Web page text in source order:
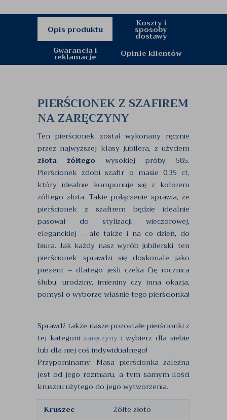
Opis produktu
Koszty i
sposoby
dostawy
Gwarancja i
reklamacje Opinie klientów
PIERŚCIONEK Z SZAFIREM
NA ZARĘCZYNY
Ten pierścionek został wykonany ręcznie
przez najwyższej klasy jubilera, z użyciem
złota żółtego wysokiej próby 585.
Pierścionek zdobi szafir o masie 0,35 ct,
który idealnie komponuje się z kolorem
żółtego złota. Takie połączenie sprawia, że
pierścionek z szafirem będzie idealnie
pasował do stylizacji wieczorowej,
eleganckiej – ale także i na co dzień, do
biura. Jak każdy nasz wyrób jubilerski, ten
pierścionek sprawdzi się doskonale jako
prezent – dlatego jeśli czeka Cię rocznica
ślubu, urodziny, imieniny czy inna okazja,
pomyśl o wyborze właśnie tego pierścionka!
Sprawdź także nasze pozostałe pierścionki z
tej kategorii zaręczynyi wybierz dla siebie
lub dla niej coś indywidualnego!
Przypominamy: Masa pierścionka zależna
jest od jego rozmiaru, a tym samym ilości
kruszcu użytego do jego wytworzenia.
Kruszec
Żółte złoto